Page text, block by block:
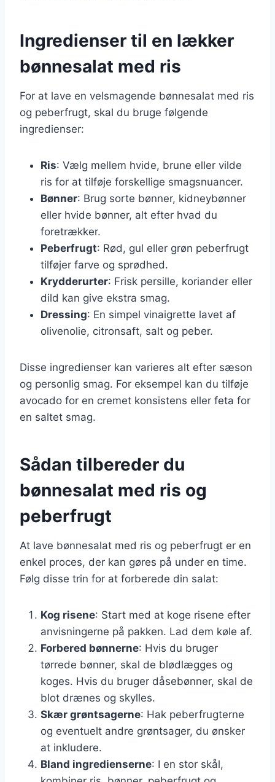
Ingredienser til en lækker
bønnesalat med ris
For at lave en velsmagende bønnesalat med ris
og peberfrugt, skal du bruge følgende
ingredienser:
Ris: Vælg mellem hvide, brune eller vilde
ris for at tilføje forskellige smagsnuancer.
Bønner: Brug sorte bønner, kidneybønner
eller hvide bønner, alt efter hvad du
foretrækker.
Peberfrugt: Rød, gul eller grøn peberfrugt
tilføjer farve og sprødhed.
Krydderurter: Frisk persille, koriander eller
dild kan give ekstra smag.
Dressing: En simpel vinaigrette lavet af
olivenolie, citronsaft, salt og peber.
Disse ingredienser kan varieres alt efter sæson
og personlig smag. For eksempel kan du tilføje
avocado for en cremet konsistens eller feta for
en saltet smag.
Sådan tilbereder du
bønnesalat med ris og
peberfrugt
At lave bønnesalat med ris og peberfrugt er en
enkel proces, der kan gøres på under en time.
Følg disse trin for at forberede din salat:
Kog risene: Start med at koge risene efter
anvisningerne på pakken. Lad dem køle af.
Forbered bønnerne: Hvis du bruger
tørrede bønner, skal de blødlægges og
koges. Hvis du bruger dåsebønner, skal de
blot drænes og skylles.
Skær grøntsagerne: Hak peberfrugterne
og eventuelt andre grøntsager, du ønsker
at inkludere.
Bland ingredienserne: I en stor skål,